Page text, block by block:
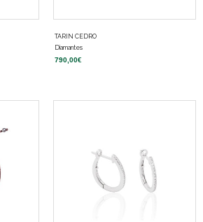
TARIN CEDRO
Diamantes
790,00€